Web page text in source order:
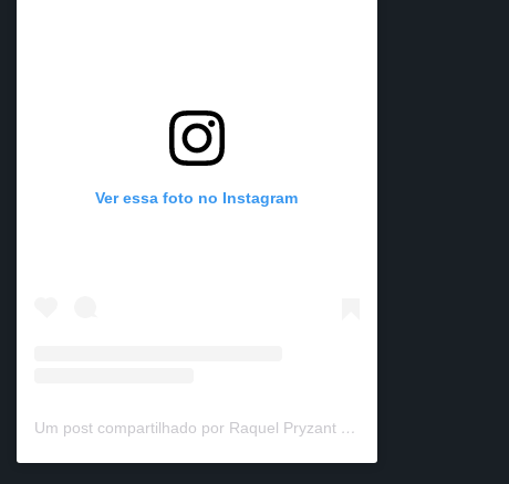
Ver essa foto no Instagram
Um post compartilhado por Raquel Pryzant • Jornalismo de Viagem (@solanomundo)